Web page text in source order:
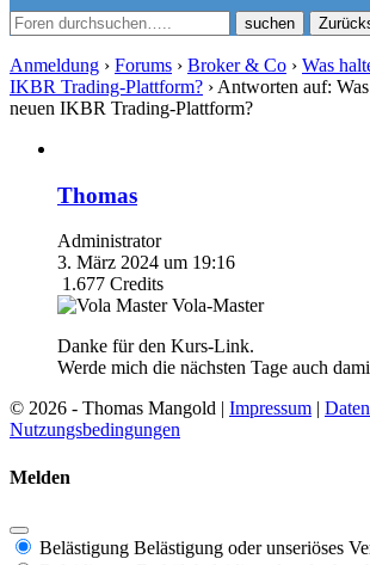
Anmeldung › Forums › Broker & Co › Was
IKBR Trading-Plattform? › Antworten auf:
neuen IKBR Trading-Plattform?
Thomas
Administrator
3. März 2024 um 19:16
1.677 Credits
Vola-Master
Danke für den Kurs-Link.
Werde mich die nächsten Tage auch
© 2026 - Thomas Mangold | Impressum |
Nutzungsbedingungen
Melden
Belästigung Belästigung oder unseriöses